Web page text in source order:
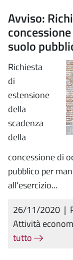
Avviso:
suolo
Richiesta
di
estensione
della
scadenza
della
concessione di
pubblico per
all'esercizio...
26/11/2020 |
Attività
tutto